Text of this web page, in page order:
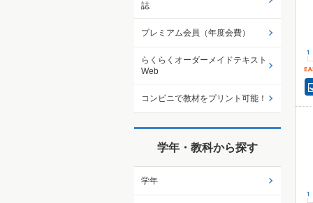
誌
プレミアム会員（年度会費）
らくらくオーダーメイドテキスト
Web
コンビニで教材をプリント可能！
学年・教科から探す
学年